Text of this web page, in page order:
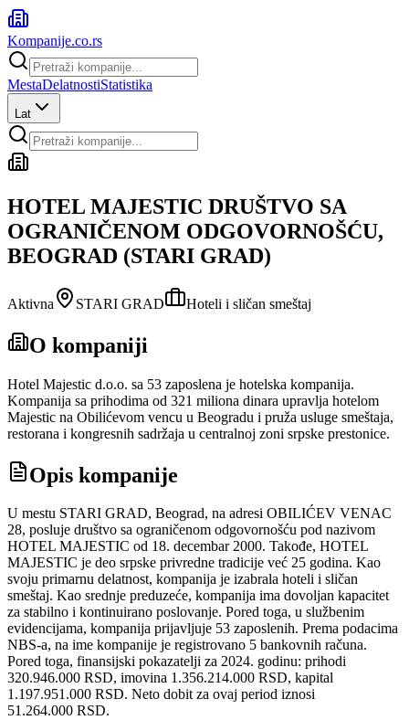
Kompanije.co.rs
MestaDelatnostiStatistika
Lat
HOTEL MAJESTIC DRUŠTVO SA
OGRANIČENOM ODGOVORNOŠĆU,
BEOGRAD (STARI GRAD)
Aktivna STARI GRAD Hoteli i sličan smeštaj
O kompaniji
Hotel Majestic d.o.o. sa 53 zaposlena je hotelska kompanija.
Kompanija sa prihodima od 321 miliona dinara upravlja hotelom
Majestic na Obilićevom vencu u Beogradu i pruža usluge smeštaja,
restorana i kongresnih sadržaja u centralnoj zoni srpske prestonice.
Opis kompanije
U mestu STARI GRAD, Beograd, na adresi OBILIĆEV VENAC
28, posluje društvo sa ograničenom odgovornošću pod nazivom
HOTEL MAJESTIC od 18. decembar 2000. Takođe, HOTEL
MAJESTIC je deo srpske privredne tradicije već 25 godina. Kao
svoju primarnu delatnost, kompanija je izabrala hoteli i sličan
smeštaj. Kao srednje preduzeće, kompanija ima dovoljan kapacitet
za stabilno i kontinuirano poslovanje. Pored toga, u službenim
evidencijama, kompanija prijavljuje 53 zaposlenih. Prema podacima
NBS-a, na ime kompanije je registrovano 5 bankovnih računa.
Pored toga, finansijski pokazatelji za 2024. godinu: prihodi
320.946.000 RSD, imovina 1.356.214.000 RSD, kapital
1.197.951.000 RSD. Neto dobit za ovaj period iznosi
51.264.000 RSD.